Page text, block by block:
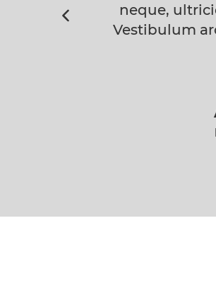
lectus.
neque,
Vestibulum